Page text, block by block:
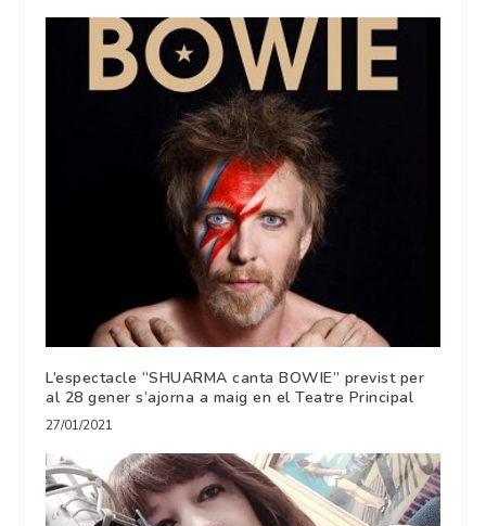
L’espectacle “SHUARMA canta BOWIE” previst per
al 28 gener s’ajorna a maig en el Teatre Principal
27/01/2021